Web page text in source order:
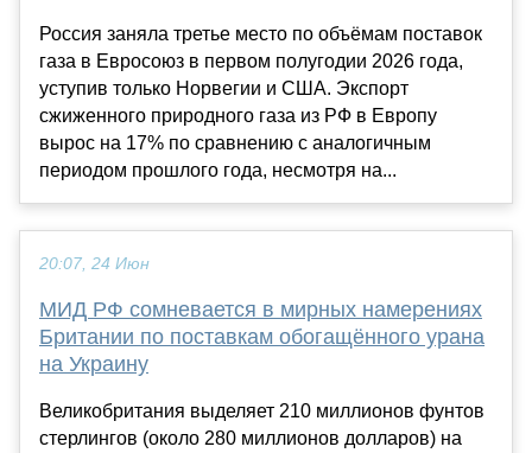
Россия заняла третье место по объёмам поставок
газа в Евросоюз в первом полугодии 2026 года,
уступив только Норвегии и США. Экспорт
сжиженного природного газа из РФ в Европу
вырос на 17% по сравнению с аналогичным
периодом прошлого года, несмотря на...
20:07, 24 Июн
МИД РФ сомневается в мирных намерениях
Британии по поставкам обогащённого урана
на Украину
Великобритания выделяет 210 миллионов фунтов
стерлингов (около 280 миллионов долларов) на